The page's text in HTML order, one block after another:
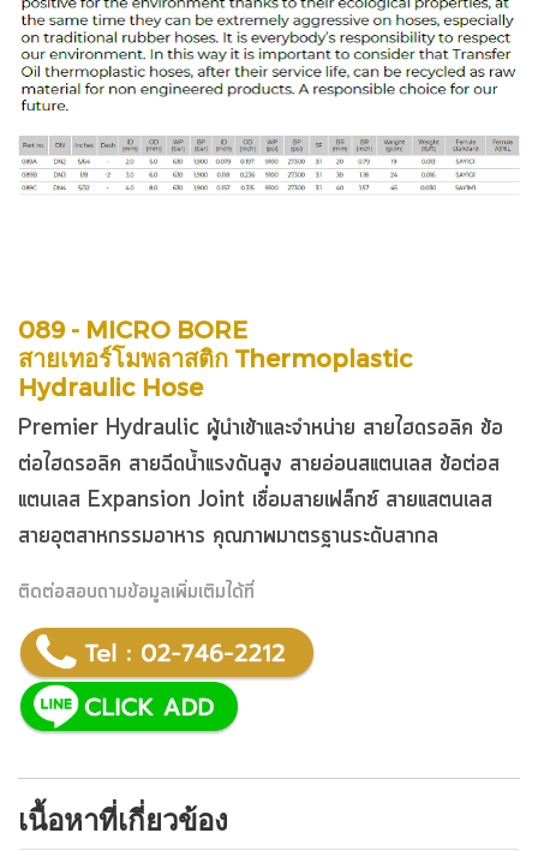
089 - MICRO BORE
สายเทอร์โมพลาสติก Thermoplastic
Hydraulic Hose
Premier Hydraulic ผู้นำเข้าและจำหน่าย สายไฮดรอลิค ข้อ
ต่อไฮดรอลิค สายฉีดน้ำแรงดันสูง สายอ่อนสแตนเลส ข้อต่อส
แตนเลส Expansion Joint เชื่อมสายเฟล็กซ์ สายแสตนเลส
สายอุตสาหกรรมอาหาร คุณภาพมาตรฐานระดับสากล
ติดต่อสอบถามข้อมูลเพิ่มเติมได้ที่
เนื้อหาที่เกี่ยวข้อง